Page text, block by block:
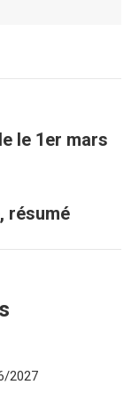
le 1er mars
résumé
2027